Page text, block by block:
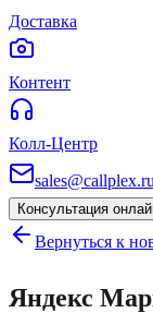
Доставка
Контент
Колл-Центр
sales@callplex.ru
Консультация
Вернуться к
Яндекс